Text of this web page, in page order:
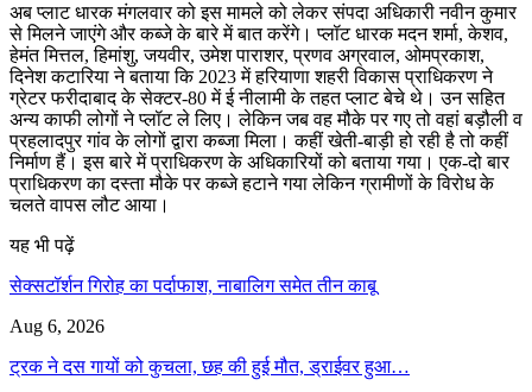
अब प्लाट धारक मंगलवार को इस मामले को लेकर संपदा अधिकारी नवीन कुमार
से मिलने जाएंगे और कब्जे के बारे में बात करेंगे। प्लॉट धारक मदन शर्मा, केशव,
हेमंत मित्तल, हिमांशु, जयवीर, उमेश पाराशर, प्रणव अग्रवाल, ओमप्रकाश,
दिनेश कटारिया ने बताया कि 2023 में हरियाणा शहरी विकास प्राधिकरण ने
ग्रेटर फरीदाबाद के सेक्टर-80 में ई नीलामी के तहत प्लाट बेचे थे। उन सहित
अन्य काफी लोगों ने प्लॉट ले लिए। लेकिन जब वह मौके पर गए तो वहां बड़ौली व
प्रहलादपुर गांव के लोगों द्वारा कब्जा मिला। कहीं खेती-बाड़ी हो रही है तो कहीं
निर्माण हैं। इस बारे में प्राधिकरण के अधिकारियों को बताया गया। एक-दो बार
प्राधिकरण का दस्ता मौके पर कब्जे हटाने गया लेकिन ग्रामीणों के विरोध के
चलते वापस लौट आया।
यह भी पढ़ें
सेक्सटॉर्शन गिरोह का पर्दाफाश, नाबालिग समेत तीन काबू
Aug 6, 2026
ट्रक ने दस गायों को कुचला, छह की हुई मौत, ड्राईवर हुआ…